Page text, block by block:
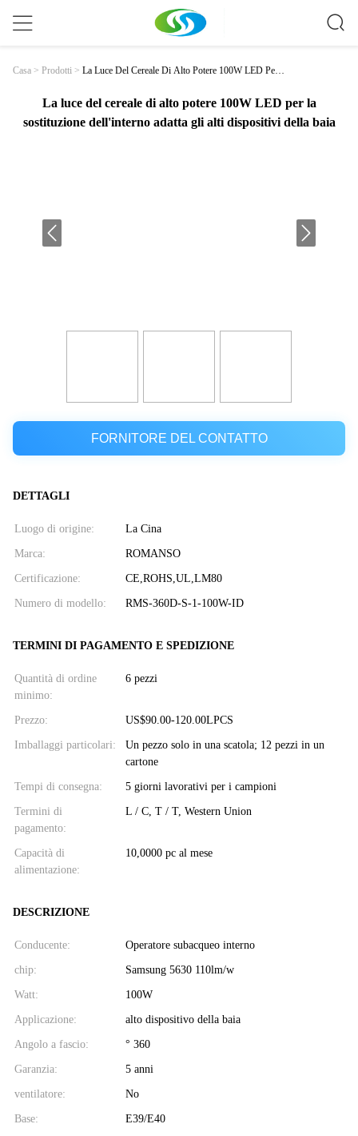
Casa > Prodotti > La Luce Del Cereale Di Alto Potere 100W LED Per L
La luce del cereale di alto potere 100W LED per la
sostituzione dell'interno adatta gli alti dispositivi della baia
FORNITORE DEL CONTATTO
DETTAGLI
Luogo di origine: La Cina
Marca: ROMANSO
Certificazione: CE,ROHS,UL,LM80
Numero di modello: RMS-360D-S-1-100W-ID
TERMINI DI PAGAMENTO E SPEDIZIONE
Quantità di ordine
minimo:
6 pezzi
Prezzo: US$90.00-120.00LPCS
Imballaggi particolari:
Un pezzo solo in una scatola; 12 pezzi in un
cartone
Tempi di consegna: 5 giorni lavorativi per i campioni
Termini di
pagamento:
L / C, T / T, Western Union
Capacità di
alimentazione:
10,0000 pc al mese
DESCRIZIONE
Conducente: Operatore subacqueo interno
chip: Samsung 5630 110lm/w
Watt: 100W
Applicazione: alto dispositivo della baia
Angolo a fascio: ° 360
Garanzia: 5 anni
ventilatore: No
Base: E39/E40